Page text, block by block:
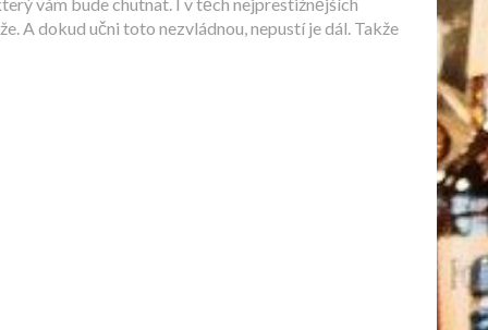
A dokud učni toto nezvládnou, nepustí je dál. Takže